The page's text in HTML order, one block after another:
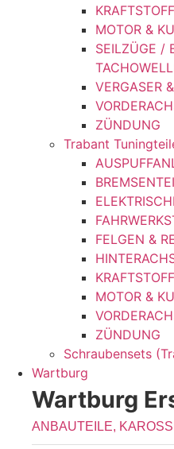
MOTOR &
SEILZÜGE /
VERGASER
ZÜNDUNG
Trabant
FELGEN &
MOTOR &
ZÜNDUNG
Schraubensets
Wartburg
Wartburg
ANBAUTEILE,